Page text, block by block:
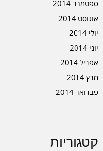
ספטמבר 2014
אוגוסט 2014
יולי 2014
יוני 2014
אפריל 2014
מרץ 2014
פברואר 2014
קטגוריות